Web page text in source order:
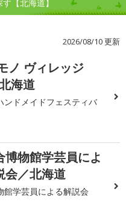
【北海道】
2026/08/10 更新
ノ ヴィレッジ
海道
ンドメイドフェスティバ
博物館学芸員によ
会／北海道
館学芸員による解説会